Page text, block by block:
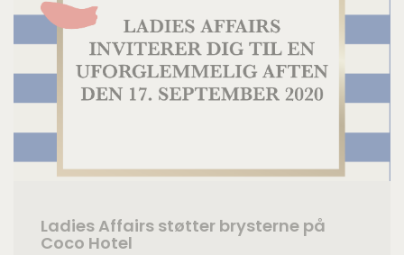
Ladies Affairs støtter brysterne på
Coco Hotel